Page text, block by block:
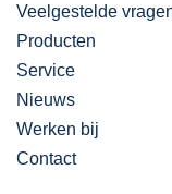
Veelgestelde
Producten
Service
Nieuws
Werken bij
Contact